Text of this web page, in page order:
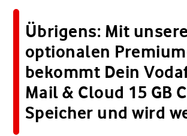
Übrigens: Mit
optionalen
bekommt Dein
Mail & Cloud 15 GB
Speicher und wird